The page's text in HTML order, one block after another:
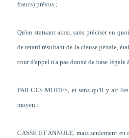
francs) prévus ;
Qu'en statuant ainsi, sans préciser en
de retard résultant de la clause pénale,
cour d'appel n'a pas donné de base légale
PAR CES MOTIFS, et sans qu'il y ait
moyen :
CASSE ET ANNULE, mais seulement